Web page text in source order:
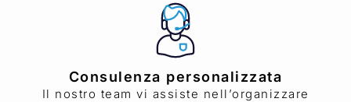
Consulenza personalizzata
Il nostro team vi assiste nell’organizzare